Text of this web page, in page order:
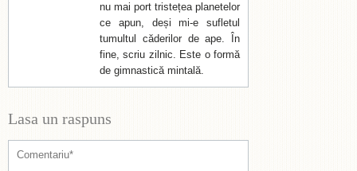
nu mai port tristețea planetelor
ce apun, deși mi-e sufletul
tumultul căderilor de ape. În
fine, scriu zilnic. Este o formă
de gimnastică mintală.
Lasa un raspuns